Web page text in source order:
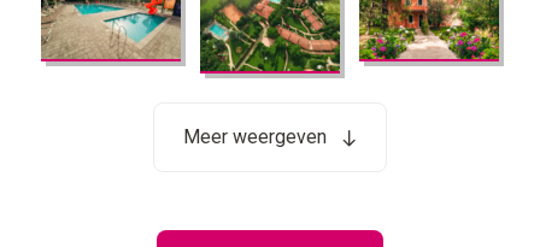
Meer weergeven